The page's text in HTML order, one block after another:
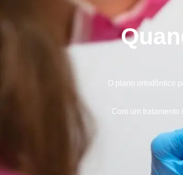
O plano ortodôntico
Com um